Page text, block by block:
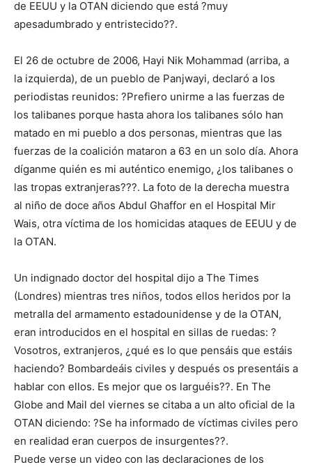
de EEUU y la OTAN diciendo que está ?muy
apesadumbrado y entristecido??.
El 26 de octubre de 2006, Hayi Nik Mohammad (arriba, a
la izquierda), de un pueblo de Panjwayi, declaró a los
periodistas reunidos: ?Prefiero unirme a las fuerzas de
los talibanes porque hasta ahora los talibanes sólo han
matado en mi pueblo a dos personas, mientras que las
fuerzas de la coalición mataron a 63 en un solo día. Ahora
díganme quién es mi auténtico enemigo, ¿los talibanes o
las tropas extranjeras???. La foto de la derecha muestra
al niño de doce años Abdul Ghaffor en el Hospital Mir
Wais, otra víctima de los homicidas ataques de EEUU y de
la OTAN.
Un indignado doctor del hospital dijo a The Times
(Londres) mientras tres niños, todos ellos heridos por la
metralla del armamento estadounidense y de la OTAN,
eran introducidos en el hospital en sillas de ruedas: ?
Vosotros, extranjeros, ¿qué es lo que pensáis que estáis
haciendo? Bombardeáis civiles y después os presentáis a
hablar con ellos. Es mejor que os larguéis??. En The
Globe and Mail del viernes se citaba a un alto oficial de la
OTAN diciendo: ?Se ha informado de víctimas civiles pero
en realidad eran cuerpos de insurgentes??.
Puede verse un video con las declaraciones de los